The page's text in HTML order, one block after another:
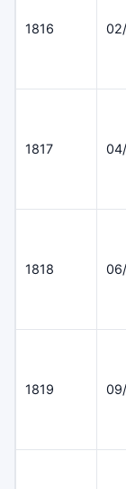
1816
1817
1818
1819